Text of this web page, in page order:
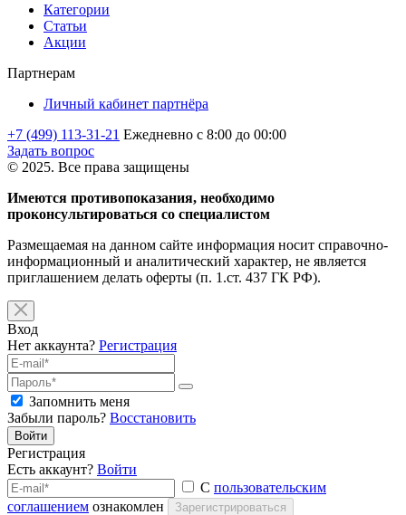
Категории
Статьи
Акции
Партнерам
Личный кабинет партнёра
+7 (499) 113-31-21 Ежедневно с 8:00 до 00:00
Задать вопрос
© 2025. Все права защищены
Имеются противопоказания, необходимо
проконсультироваться со специалистом
Размещаемая на данном сайте информация носит справочно-
информационный и аналитический характер, не является
приглашением делать оферты (п. 1.ст. 437 ГК РФ).
Вход
Нет аккаунта? Регистрация
Запомнить меня
Забыли пароль? Восстановить
Войти
Регистрация
Есть аккаунт? Войти
С пользовательским
соглашением ознакомлен Зарегистрироваться